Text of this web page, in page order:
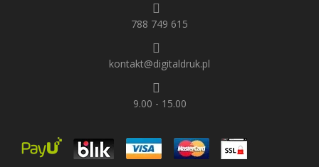
788 749 615
kontakt@digitaldruk.pl
9.00 - 15.00